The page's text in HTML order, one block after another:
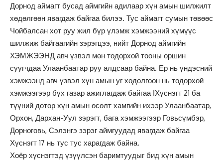
Дорнод аймагт бусад аймгийн адилаар хүн амын шилжилт
хөдөлгөөн явагдаж байгаа билээ. Тус аймагт сумын төвөөс
Чойбалсан хот руу жил бүр үлэмж хэмжээний хүмүүс
шилжиж байгаагийн зэрэгцээ, нийт Дорнод аймгийн
ХЭМЖЭЭНД авч үзвэл мөн тодорхой тооны оршин
суугчдаа Улаанбаатар руу алдсаар байна. Ер нь үндэсний
хэмжээнд авч үзвэл хүн амын уг хөдөлгөөн нь тодорхой
хэмжээгээр бүх газар ажиглагдаж байгаа ІХүснэгт 21 ба
түүний дотор хүн амын өсөлт хамгийн ихээр Улаанбаатар,
Орхон, Дархан-Уул зэрэгт, бага хэмжээгээр Говьсүмбэр,
Дорноговь, Сэлэнгэ зэрэг аймгуудад явагдаж байгаа
Хүснэгт 17 нь тус тус харагдаж байна.
Хоёр хүснэгтэд үзүүлсэн баримтуудыг бид хүн амын